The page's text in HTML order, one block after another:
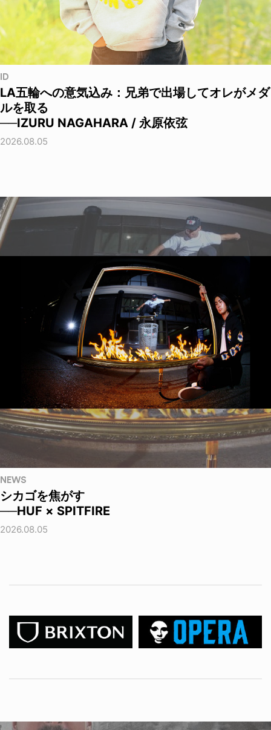
ID
LA五輪への意気込み：兄弟で出場してオレがメダ
ルを取る
──IZURU NAGAHARA / 永原依弦
2026.08.05
NEWS
シカゴを焦がす
──HUF × SPITFIRE
2026.08.05